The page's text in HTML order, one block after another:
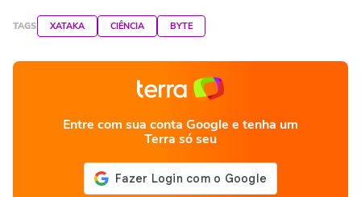
TAGS XATAKA CIÊNCIA BYTE
Entre com sua conta Google e tenha um
Terra só seu